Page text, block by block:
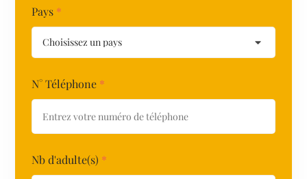
Pays *
N° Téléphone *
Nb d'adulte(s) *